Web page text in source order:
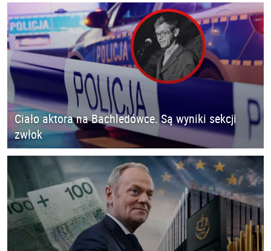
Ciało aktora na Bachledówce. Są wyniki sekcji
zwłok